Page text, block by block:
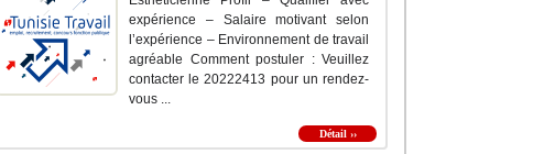
expérience – Salaire motivant selon
l’expérience – Environnement de travail
agréable Comment postuler : Veuillez
contacter le 20222413 pour un rendez-
vous ...
Détail ››